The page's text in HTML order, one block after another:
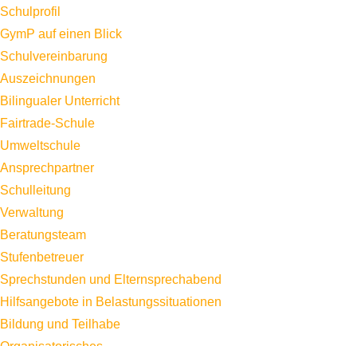
Schulprofil
GymP auf einen Blick
Schulvereinbarung
Auszeichnungen
Bilingualer Unterricht
Fairtrade-Schule
Umweltschule
Ansprechpartner
Schulleitung
Verwaltung
Beratungsteam
Stufenbetreuer
Sprechstunden und Elternsprechabend
Hilfsangebote in Belastungssituationen
Bildung und Teilhabe